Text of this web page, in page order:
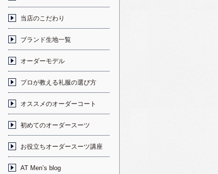
当店のこだわり
ブランド生地一覧
オーダーモデル
プロが教える礼服の選び方
オススメのオーダーコート
初めてのオーダースーツ
お役立ちオーダースーツ講座
AT Men’s blog